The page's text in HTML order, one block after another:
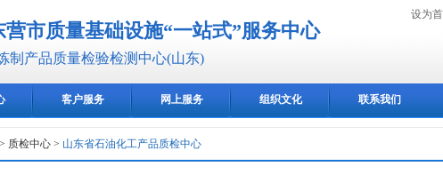
设为
营市质量基础设施“一站式”服务中心
制产品质量检验检测中心(山东)
客户服务 网上服务 组织文化 联系我们
> 质检中心 > 山东省石油化工产品质检中心